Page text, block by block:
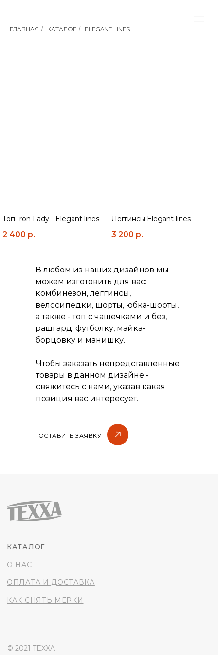
ГЛАВНАЯ / КАТАЛОГ / ELEGANT LINES
Топ Iron Lady - Elegant lines
2 400 р.
Леггинсы Elegant lines
3 200 р.
Чтобы заказать непредставленные
товары в данном дизайне -
свяжитесь с нами, указав какая
позиция вас интересует.
В любом из наших дизайнов мы
можем изготовить для вас:
комбинезон, леггинсы,
велосипедки, шорты, юбка-шорты,
а также - топ с чашечками и без,
рашгард, футболку, майка-
борцовку и манишку.
ОСТАВИТЬ ЗАЯВКУ
+7 (988) 997-34-92